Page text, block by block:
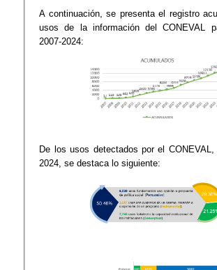
A continuación, se presenta el registro
usos de la información del CONEVAL
2007-2024:
De los usos detectados por el
2024, se destaca lo siguiente: